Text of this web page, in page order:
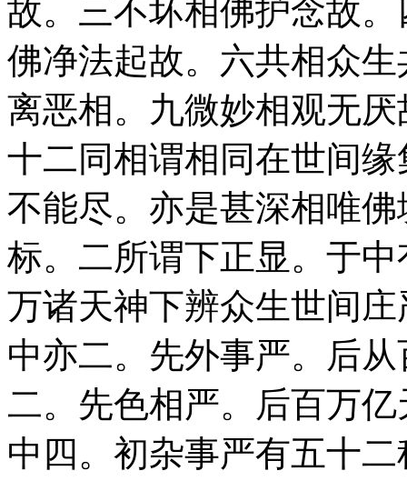
故。三不坏相佛护念故
佛净法起故。六共相众
离恶相。九微妙相观无
十二同相谓相同在世间
不能尽。亦是甚深相唯
标。二所谓下正显。于
万诸天神下辨众生世间
中亦二。先外事严。后
二。先色相严。后百万
中四。初杂事严有五十